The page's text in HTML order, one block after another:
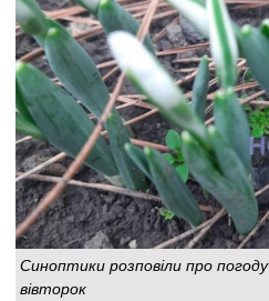
Синоптики розповіли про
вівторок